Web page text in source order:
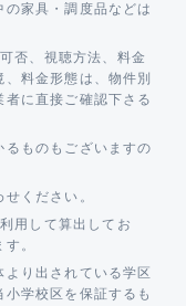
家具・調度品などは
否、視聴方法、料金
料金形態は、物件別
に直接ご確認下さる
ものもございますの
ください。
用して算出してお
。
り出されている学区
学校区を保証するも